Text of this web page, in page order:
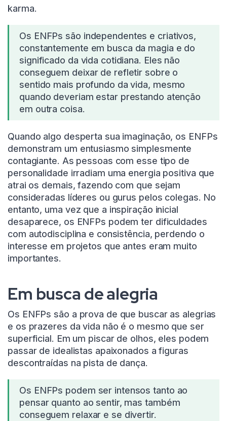
karma.
Os ENFPs são independentes e criativos,
constantemente em busca da magia e do
significado da vida cotidiana. Eles não
conseguem deixar de refletir sobre o
sentido mais profundo da vida, mesmo
quando deveriam estar prestando atenção
em outra coisa.
Quando algo desperta sua imaginação, os ENFPs
demonstram um entusiasmo simplesmente
contagiante. As pessoas com esse tipo de
personalidade irradiam uma energia positiva que
atrai os demais, fazendo com que sejam
consideradas líderes ou gurus pelos colegas. No
entanto, uma vez que a inspiração inicial
desaparece, os ENFPs podem ter dificuldades
com autodisciplina e consistência, perdendo o
interesse em projetos que antes eram muito
importantes.
Em busca de alegria
Os ENFPs são a prova de que buscar as alegrias
e os prazeres da vida não é o mesmo que ser
superficial. Em um piscar de olhos, eles podem
passar de idealistas apaixonados a figuras
descontraídas na pista de dança.
Os ENFPs podem ser intensos tanto ao
pensar quanto ao sentir, mas também
conseguem relaxar e se divertir.